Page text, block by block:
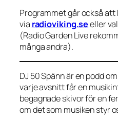
Programmet går också att
via radioviking.seeller
(Radio Garden Live
många andra).
DJ 50 Spänn är en podd
varje avsnitt får en
begagnade skivor för en
om det som musiken styr